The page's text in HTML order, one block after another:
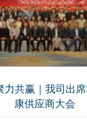
力共赢｜我司出
康供应商大会